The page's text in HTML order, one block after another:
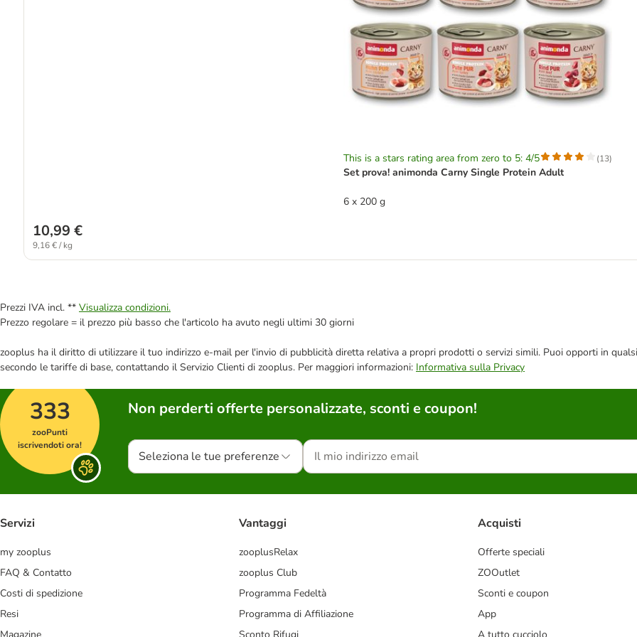
This is a stars rating area from zero to 5: 4/5 (13)
Set prova! animonda Carny Single Protein Adult
6 x 200 g
10,99 €
9,16 € / kg
Prezzi IVA incl. ** Visualizza condizioni.
Prezzo regolare = il prezzo più basso che l'articolo ha avuto negli ultimi 30 giorni
zooplus ha il diritto di utilizzare il tuo indirizzo e-mail per l'invio di pubblicità diretta relativa a propri prodotti o servizi simili. Puoi opporti in
secondo le tariffe di base, contattando il Servizio Clienti di zooplus. Per maggiori informazioni: Informativa sulla Privacy
333
zooPunti
iscrivendoti ora!
Non perderti offerte personalizzate, sconti e coupon!
Seleziona le tue preferenze
Servizi
my zooplus
FAQ & Contatto
Costi di spedizione
Resi
Vantaggi
zooplusRelax
zooplus Club
Programma Fedeltà
Programma di Affiliazione
Acquisti
Offerte speciali
ZOOutlet
Sconti e coupon
App